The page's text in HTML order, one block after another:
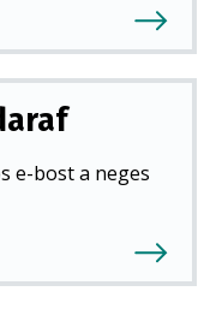
e-bost a neges